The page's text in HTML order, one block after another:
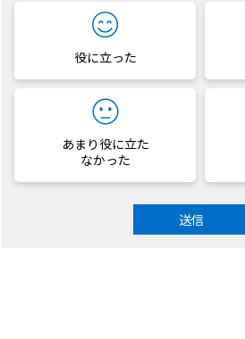
役に立った
あまり役に立た
なかった
送信